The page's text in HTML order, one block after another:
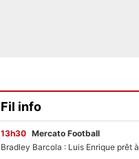
Fil info
13h30 Mercato Football